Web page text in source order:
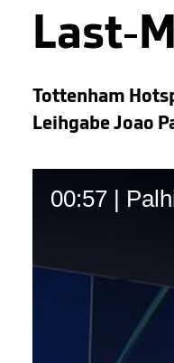
Last-
Tottenham
Leihgabe Joao
00:57 |